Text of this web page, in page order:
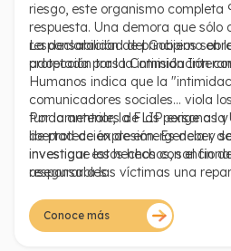
riesgo, este organismo completa
respuesta. Una demora que sólo
responsabilidad del Gobierno en
protección tras la intimidación
La declaración de principios
adoptada por la Comisión
Humanos indica que la
comunicadores sociales... viola
fundamentales de las personas
libertad de expresión. Es deber
investigar estos hechos,
asegurar a las víctimas una
Por lo anterior, la FLIP exige a
de protección de emergencia y
investigue los hechos con el fin
responsables.
Conoce más